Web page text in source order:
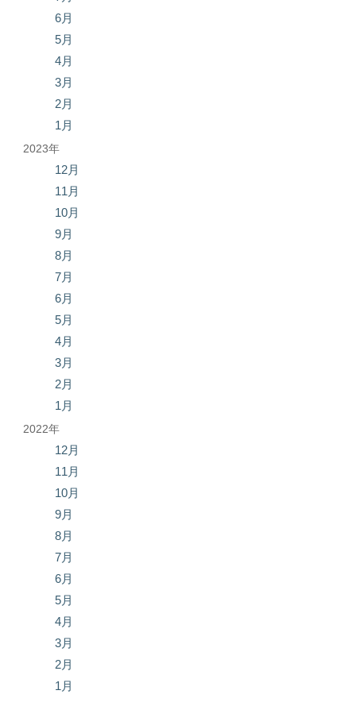
6月
5月
4月
3月
2月
1月
2023年
12月
11月
10月
9月
8月
7月
6月
5月
4月
3月
2月
1月
2022年
12月
11月
10月
9月
8月
7月
6月
5月
4月
3月
2月
1月